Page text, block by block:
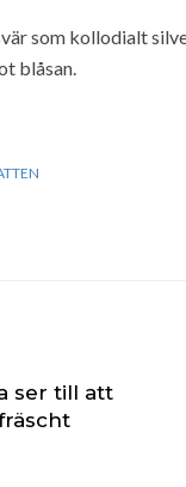
som kollodialt
blåsan.
ser till att